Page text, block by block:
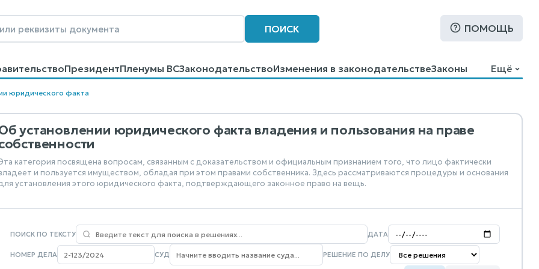
ПОИСК ПОМОЩЬ
ПрезидентПленумы ВСЗаконодательствоИзменения в законодательствеЗаконы
КонтактыПомощьПоиск
Ещё
юридического факта
установлении юридического факта владения и пользования на праве
категория посвящена вопросам, связанным с доказательством и официальным признанием того, что лицо фактически
и пользуется имуществом, обладая при этом правами собственника. Здесь рассматриваются процедуры и основания
установления этого юридического факта, подтверждающего законное право на вещь.
ПОИСК ПО ТЕКСТУ ДАТА
НОМЕР ДЕЛА СУД РЕШЕНИЕ ПО ДЕЛУ